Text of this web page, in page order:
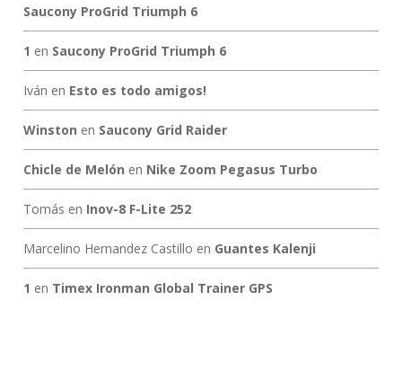
Saucony ProGrid Triumph 6
1 en Saucony ProGrid Triumph 6
Iván en Esto es todo amigos!
Winston en Saucony Grid Raider
Chicle de Melón en Nike Zoom Pegasus Turbo
Tomás en Inov-8 F-Lite 252
Marcelino Hernandez Castillo en Guantes Kalenji
1 en Timex Ironman Global Trainer GPS